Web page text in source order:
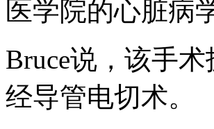
医学院的心脏病
Bruce说，该手
经导管电切术。